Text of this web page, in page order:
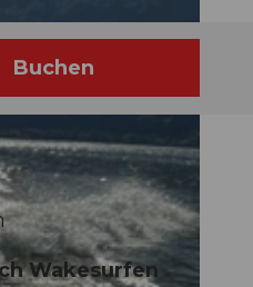
Buchen
Wakesurfen